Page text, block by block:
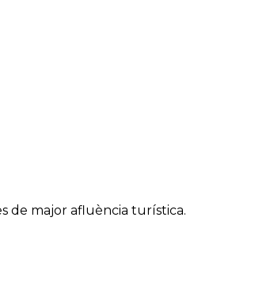
de major afluència turística.